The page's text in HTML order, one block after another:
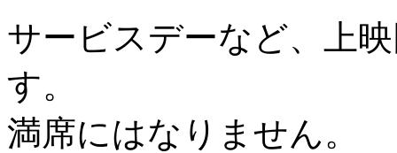
サービスデーなど、上
す。
満席にはなりません。